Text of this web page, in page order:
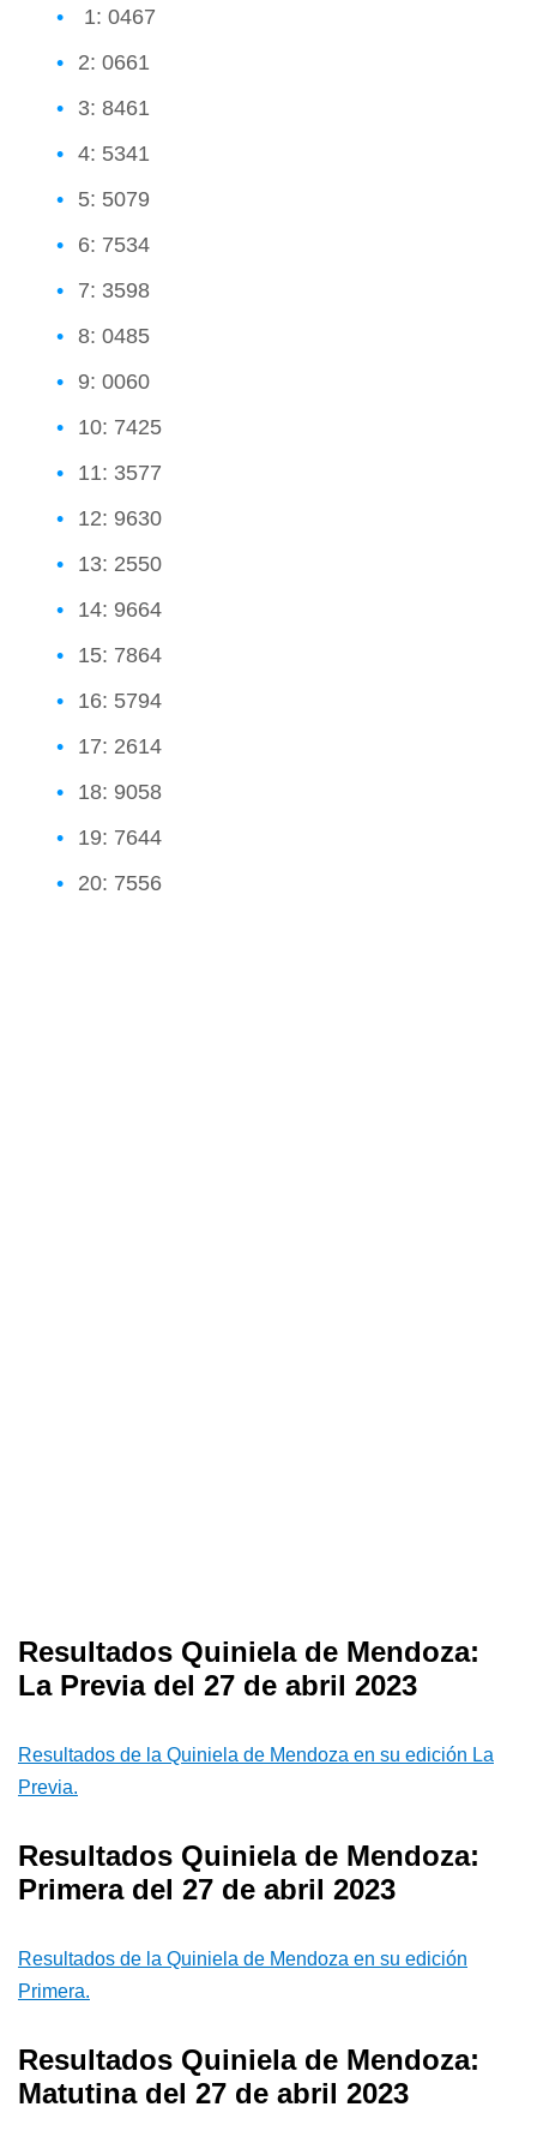
1: 0467
2: 0661
3: 8461
4: 5341
5: 5079
6: 7534
7: 3598
8: 0485
9: 0060
10: 7425
11: 3577
12: 9630
13: 2550
14: 9664
15: 7864
16: 5794
17: 2614
18: 9058
19: 7644
20: 7556
Resultados Quiniela de Mendoza:
La Previa del 27 de abril 2023
Resultados de la Quiniela de Mendoza en su edición La
Previa.
Resultados Quiniela de Mendoza:
Primera del 27 de abril 2023
Resultados de la Quiniela de Mendoza en su edición
Primera.
Resultados Quiniela de Mendoza:
Matutina del 27 de abril 2023